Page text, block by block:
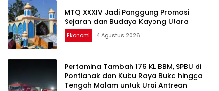
MTQ XXXIV Jadi Panggung Promosi
Sejarah dan Budaya Kayong Utara
Ekonomi 4 Agustus 2026
Pertamina Tambah 176 KL BBM, SPBU di
Pontianak dan Kubu Raya Buka hingga
Tengah Malam untuk Urai Antrean